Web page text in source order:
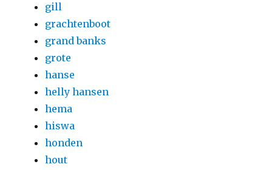
gill
grachtenboot
grand banks
grote
hanse
helly hansen
hema
hiswa
honden
hout